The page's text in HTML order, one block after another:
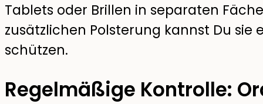
Tablets oder Brillen in separaten
zusätzlichen Polsterung kannst Du
schützen.
Regelmäßige Kontrolle: